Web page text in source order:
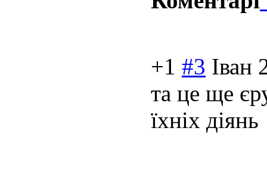
+1 #3 Іван
та це ще
їхніх діянь